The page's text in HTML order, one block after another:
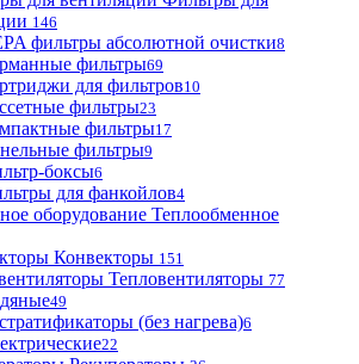
146
фильтры абсолютной очистки8
фильтры69
для фильтров10
фильтры23
фильтры17
фильтры9
боксы6
для фанкойлов4
Теплообменное
Конвекторы 151
Тепловентиляторы 77
49
(без нагрева)6
22